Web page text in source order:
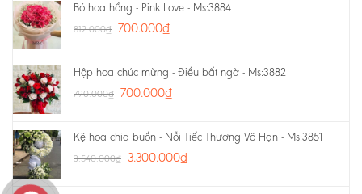
Bó hoa hồng - Pink Love - Ms:3884
812.000₫ 700.000₫
Hộp hoa chúc mừng - Điều bất ngờ - Ms:3882
790.000₫ 700.000₫
Kệ hoa chia buồn - Nỗi Tiếc Thương Vô Hạn - Ms:3851
3.540.000₫ 3.300.000₫